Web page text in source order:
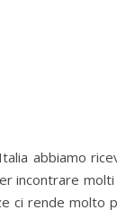
abbiamo
incontrare
ci rende molto